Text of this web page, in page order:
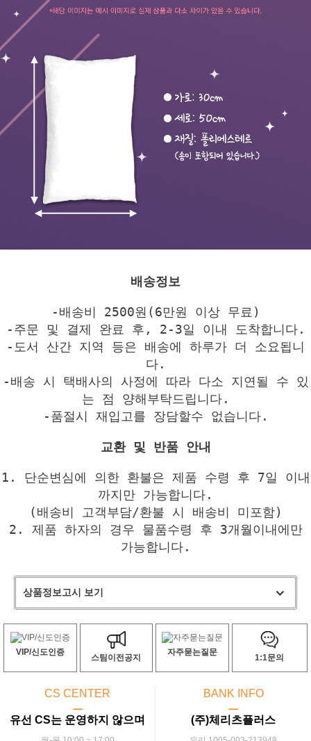
배송정보
-배송비 2500원(6만원 이상 무료)
-주문 및 결제 완료 후, 2-3일 이내 도착합니다.
-도서 산간 지역 등은 배송에 하루가 더 소요됩니
다.
-배송 시 택배사의 사정에 따라 다소 지연될 수 있
는 점 양해부탁드립니다.
-품절시 재입고를 장담할수 없습니다.
교환 및 반품 안내
1. 단순변심에 의한 환불은 제품 수령 후 7일 이내
까지만 가능합니다.
(배송비 고객부담/환불 시 배송비 미포함)
2. 제품 하자의 경우 물품수령 후 3개월이내에만
가능합니다.
상품정보고시 보기
VIP/신도인증
스팀이전공지
자주묻는질문
1:1문의
CS CENTER
ㅡ
유선 CS는 운영하지 않으며
BANK INFO
ㅡ
(주)체리츠플러스